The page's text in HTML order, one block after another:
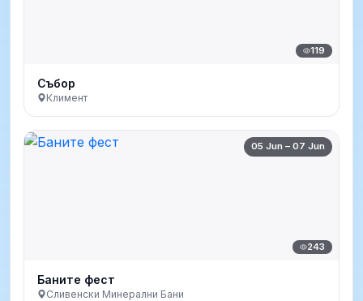
119
Събор
Климент
05 Jun – 07 Jun
243
Баните фест
Сливенски Минерални Бани